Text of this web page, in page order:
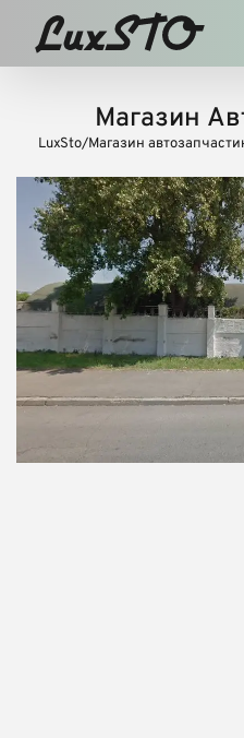
content
Магазин
LuxSto/Магазин